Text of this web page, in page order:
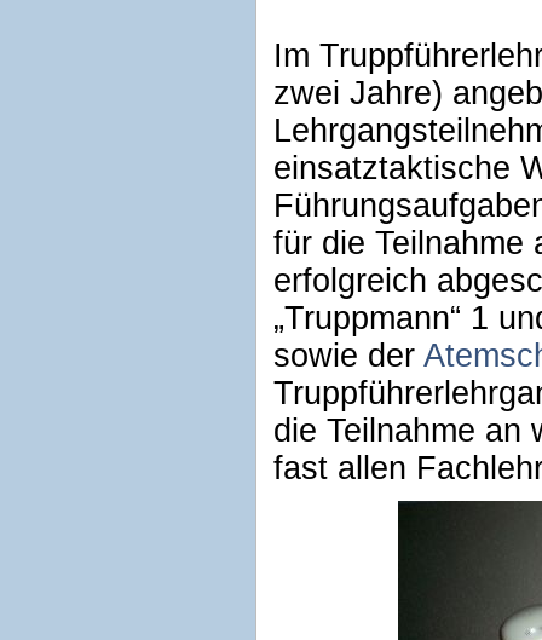
Im
zwei Jahre)
einsatztaktische
für die Teilnahme
erfolgreich
„Truppmann“ 1
sowie der
die Teilnahme an
fast allen